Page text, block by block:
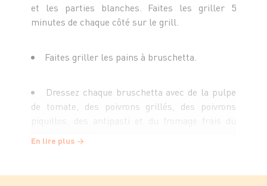
et les parties blanches. Faites les griller 5
minutes de chaque côté sur le grill.
Faites griller les pains à bruschetta.
Dressez chaque bruschetta avec de la pulpe
de tomate, des poivrons grillés, des poivrons
piquillos, des antipasti et du fromage frais du
En lire plus